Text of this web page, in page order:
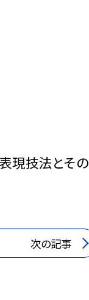
現技法とその
次の記事